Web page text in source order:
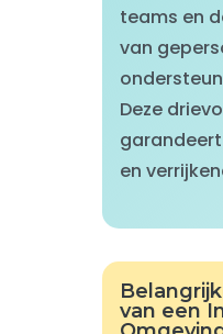
teams en
van
Deze
en
van een